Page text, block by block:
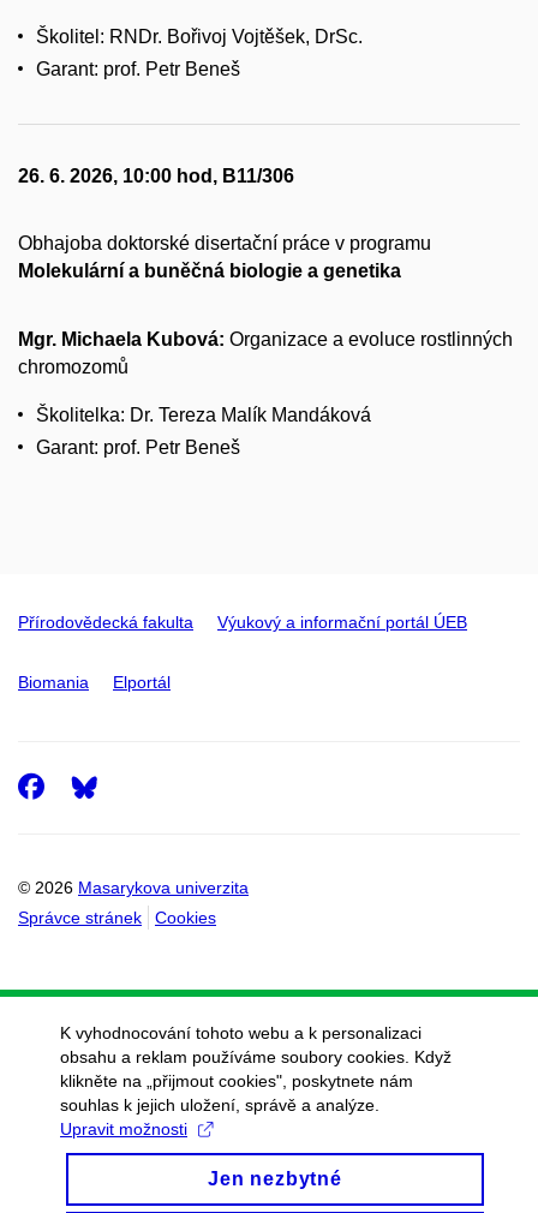
Školitel: RNDr. Bořivoj Vojtěšek, DrSc.
Garant: prof. Petr Beneš
26. 6. 2026, 10:00 hod, B11/306
Obhajoba doktorské disertační práce v programu
Molekulární a buněčná biologie a genetika
Mgr. Michaela Kubová: Organizace a evoluce rostlinných
chromozomů
Školitelka: Dr. Tereza Malík Mandáková
Garant: prof. Petr Beneš
Přírodovědecká fakulta Výukový a informační portál ÚEB
Biomania Elportál
© 2026 Masarykova univerzita
Správce stránek
Cookies
Facebook
K vyhodnocování tohoto webu a k personalizaci
obsahu a reklam používáme soubory cookies. Když
klikněte na „přijmout cookies", poskytnete nám
souhlas k jejich uložení, správě a analýze.
Upravit možnosti
Jen nezbytné